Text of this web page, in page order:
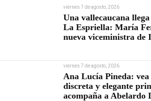
viernes 7 de agosto, 2026
Una vallecaucana
La Espriella: María
nueva viceministra de
viernes 7 de agosto, 2026
Ana Lucía Pineda: vea
discreta y elegante
acompaña a Abelardo